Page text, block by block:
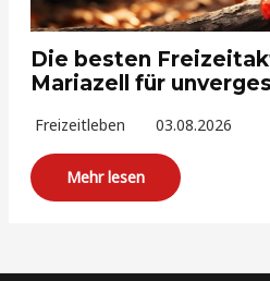
Die besten
Mariazell für
Freizeitleben 03.08.2026
Mehr lesen